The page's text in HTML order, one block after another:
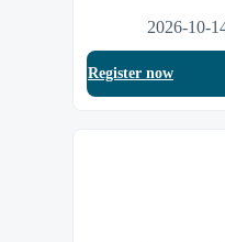
2026-10-
Register now